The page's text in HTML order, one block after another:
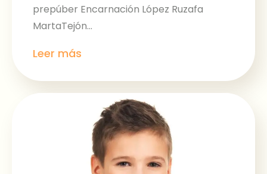
prepúber Encarnación López Ruzafa
MartaTejón...
Leer más